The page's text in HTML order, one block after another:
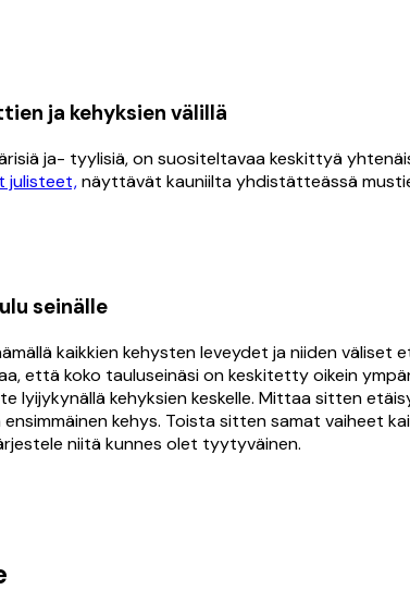
ja kehyksien välillä
ja- tyylisiä, on suositeltavaa keskittyä
julisteet,näyttävät kauniilta yhdistätteässä
seinälle
kaikkien kehysten leveydet ja niiden
että koko tauluseinäsi on keskitetty oikein
lyijykynällä kehyksien keskelle. Mittaa sitten
kehys. Toista sitten samat vaiheet
niitä kunnes olet tyytyväinen.